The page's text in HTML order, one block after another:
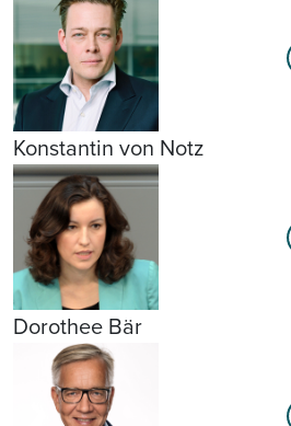
Konstantin von Notz
Dorothee Bär